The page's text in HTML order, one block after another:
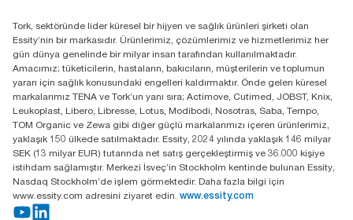
Essity Turkey Hijyen Ürünleri Sanayi ve Ticaret
Anonim Şirketi Kuriş Kule İş Merkezi, Cevizli Mah.
D-100 Güney Yan Yol Cad. No 2
K:9 34953 Kartal / Istanbul / Turkey
Tork, sektöründe lider küresel bir hijyen ve sağlık ürünleri şirketi olan
Essity’nin bir markasıdır. Ürünlerimiz, çözümlerimiz ve hizmetlerimiz her
gün dünya genelinde bir milyar insan tarafından kullanılmaktadır.
Amacımız; tüketicilerin, hastaların, bakıcıların, müşterilerin ve toplumun
yararı için sağlık konusundaki engelleri kaldırmaktır. Önde gelen küresel
markalarımız TENA ve Tork’un yanı sıra; Actimove, Cutimed, JOBST, Knix,
Leukoplast, Libero, Libresse, Lotus, Modibodi, Nosotras, Saba, Tempo,
TOM Organic ve Zewa gibi diğer güçlü markalarımızı içeren ürünlerimiz,
yaklaşık 150 ülkede satılmaktadır. Essity, 2024 yılında yaklaşık 146 milyar
SEK (13 milyar EUR) tutarında net satış gerçekleştirmiş ve 36.000 kişiye
istihdam sağlamıştır. Merkezi İsveç’in Stockholm kentinde bulunan Essity,
Nasdaq Stockholm’de işlem görmektedir. Daha fazla bilgi için
www.essity.com adresini ziyaret edin. www.essity.com